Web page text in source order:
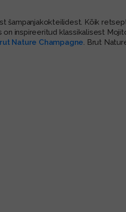
šampanjakokteilidest. Kõik
on inspireeritud klassikalisest
Nature Champagne . Brut